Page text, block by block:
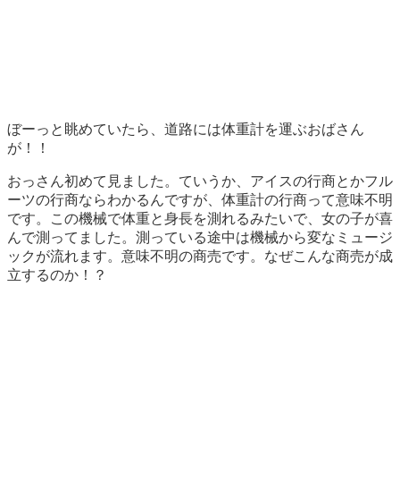
ぼーっと眺めていたら、道路には体重計を運ぶおばさん
が！！
おっさん初めて見ました。ていうか、アイスの行商とかフル
ーツの行商ならわかるんですが、体重計の行商って意味不明
です。この機械で体重と身長を測れるみたいで、女の子が喜
んで測ってました。測っている途中は機械から変なミュージ
ックが流れます。意味不明の商売です。なぜこんな商売が成
立するのか！？